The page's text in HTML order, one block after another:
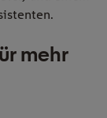
mehr